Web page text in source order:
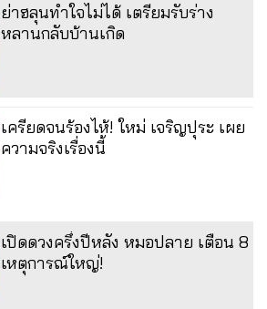
ย่าฮลุนทำใจไม่ได้ เตรียมรับร่าง
หลานกลับบ้านเกิด
เครียดจนร้องไห้! ใหม่ เจริญปุระ เผย
ความจริงเรื่องนี้
เปิดดวงครึ่งปีหลัง หมอปลาย เตือน 8
เหตุการณ์ใหญ่!